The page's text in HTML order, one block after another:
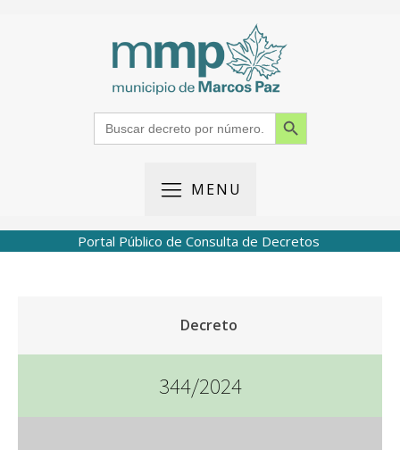
Search
for:
Search Button
MENU
Portal Público de Consulta de Decretos
Decreto
344/2024